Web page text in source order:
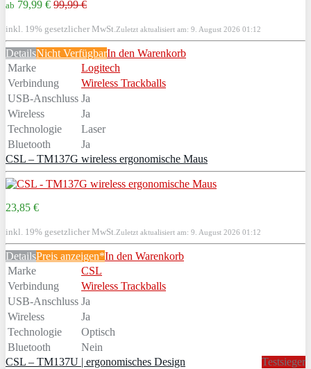
ab 79,99 € 99,99 €
inkl. 19% gesetzlicher MwSt.Zuletzt aktualisiert am: 9. August 2026 01:12
DetailsNicht VerfügbarIn den Warenkorb
Marke
Logitech
Verbindung
Wireless Trackballs
USB-Anschluss Ja
Wireless
Ja
Technologie
Laser
Bluetooth
Ja
CSL – TM137G wireless ergonomische Maus
23,85 €
inkl. 19% gesetzlicher MwSt.Zuletzt aktualisiert am: 9. August 2026 01:12
DetailsPreis anzeigen*In den Warenkorb
Marke
CSL
Verbindung
Wireless Trackballs
USB-Anschluss Ja
Wireless
Ja
Technologie
Optisch
Bluetooth
Nein
Testsieger
CSL – TM137U | ergonomisches Design